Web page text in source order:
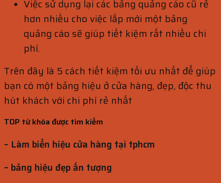
Việc sử dụng lại các bảng quảng cáo cũ rẻ
hơn nhiều cho việc lắp mới một bảng
quảng cáo sẽ giúp tiết kiệm rất nhiều chi
phí.
Trên đây là 5 cách tiết kiệm tối ưu nhất để giúp
bạn có một bảng hiệu ở cửa hàng, đẹp, độc thu
hút khách với chi phí rẻ nhất
TOP từ khóa được tìm kiếm
– Làm biển hiệu cửa hàng tại tphcm
– bảng hiệu đẹp ấn tượng